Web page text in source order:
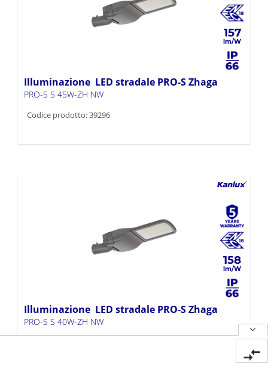
157
Illuminazione LED stradale PRO-S Zhaga
PRO-S S 45W-ZH NW
Codice prodotto: 39296
158
Illuminazione LED stradale PRO-S Zhaga
PRO-S S 40W-ZH NW